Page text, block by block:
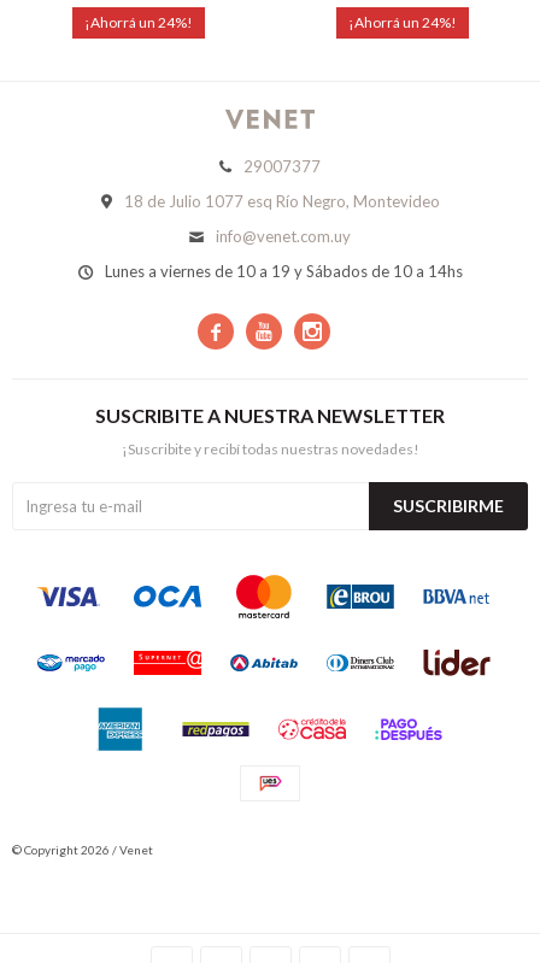
24 24
29007377
18 de Julio 1077 esq Río Negro, Montevideo
info@venet.com.uy
Lunes a viernes de 10 a 19 y Sábados de 10 a 14hs
  
SUSCRIBITE A NUESTRA NEWSLETTER
¡Suscribite y recibí todas nuestras novedades!
SUSCRIBIRME
© Copyright 2026 / Venet